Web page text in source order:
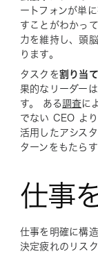
ートフォンが単
すことがわかっ
力を維持し、頭
ります。
タスクを割り当
果的なリーダー
す。 ある調査に
でない CEO よ
活用したアシス
ターンをもたら
仕事
仕事を明確に構
決定疲れのリス